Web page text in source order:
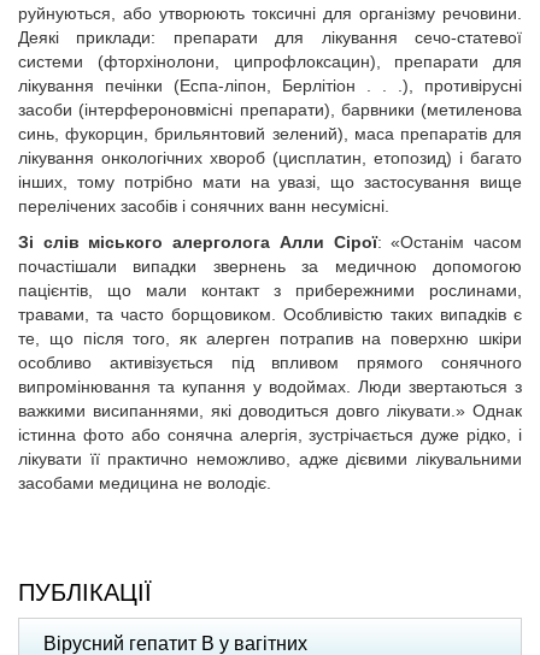
руйнуються, або утворюють токсичні для організму речовини.
Деякі приклади: препарати для лікування сечо-статевої
системи (фторхінолони, ципрофлоксацин), препарати для
лікування печінки (Еспа-ліпон, Берлітіон . . .), противірусні
засоби (інтерфероновмісні препарати), барвники (метиленова
синь, фукорцин, брильянтовий зелений), маса препаратів для
лікування онкологічних хвороб (цисплатин, етопозид) і багато
інших, тому потрібно мати на увазі, що застосування вище
перелічених засобів і сонячних ванн несумісні.
Зі слів міського алерголога Алли Сірої: «Останім часом
почастішали випадки звернень за медичною допомогою
пацієнтів, що мали контакт з прибережними рослинами,
травами, та часто борщовиком. Особливістю таких випадків є
те, що після того, як алерген потрапив на поверхню шкіри
особливо активізується під впливом прямого сонячного
випромінювання та купання у водоймах. Люди звертаються з
важкими висипаннями, які доводиться довго лікувати.» Однак
істинна фото або сонячна алергія, зустрічається дуже рідко, і
лікувати її практично неможливо, адже дієвими лікувальними
засобами медицина не володіє.
ПУБЛІКАЦІЇ
Вірусний гепатит В у вагітних